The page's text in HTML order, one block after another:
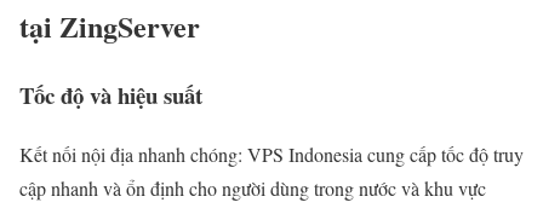
tại ZingServer
Tốc độ và hiệu suất
Kết nối nội địa nhanh chóng: VPS Indonesia cung cấp tốc độ truy
cập nhanh và ổn định cho người dùng trong nước và khu vực